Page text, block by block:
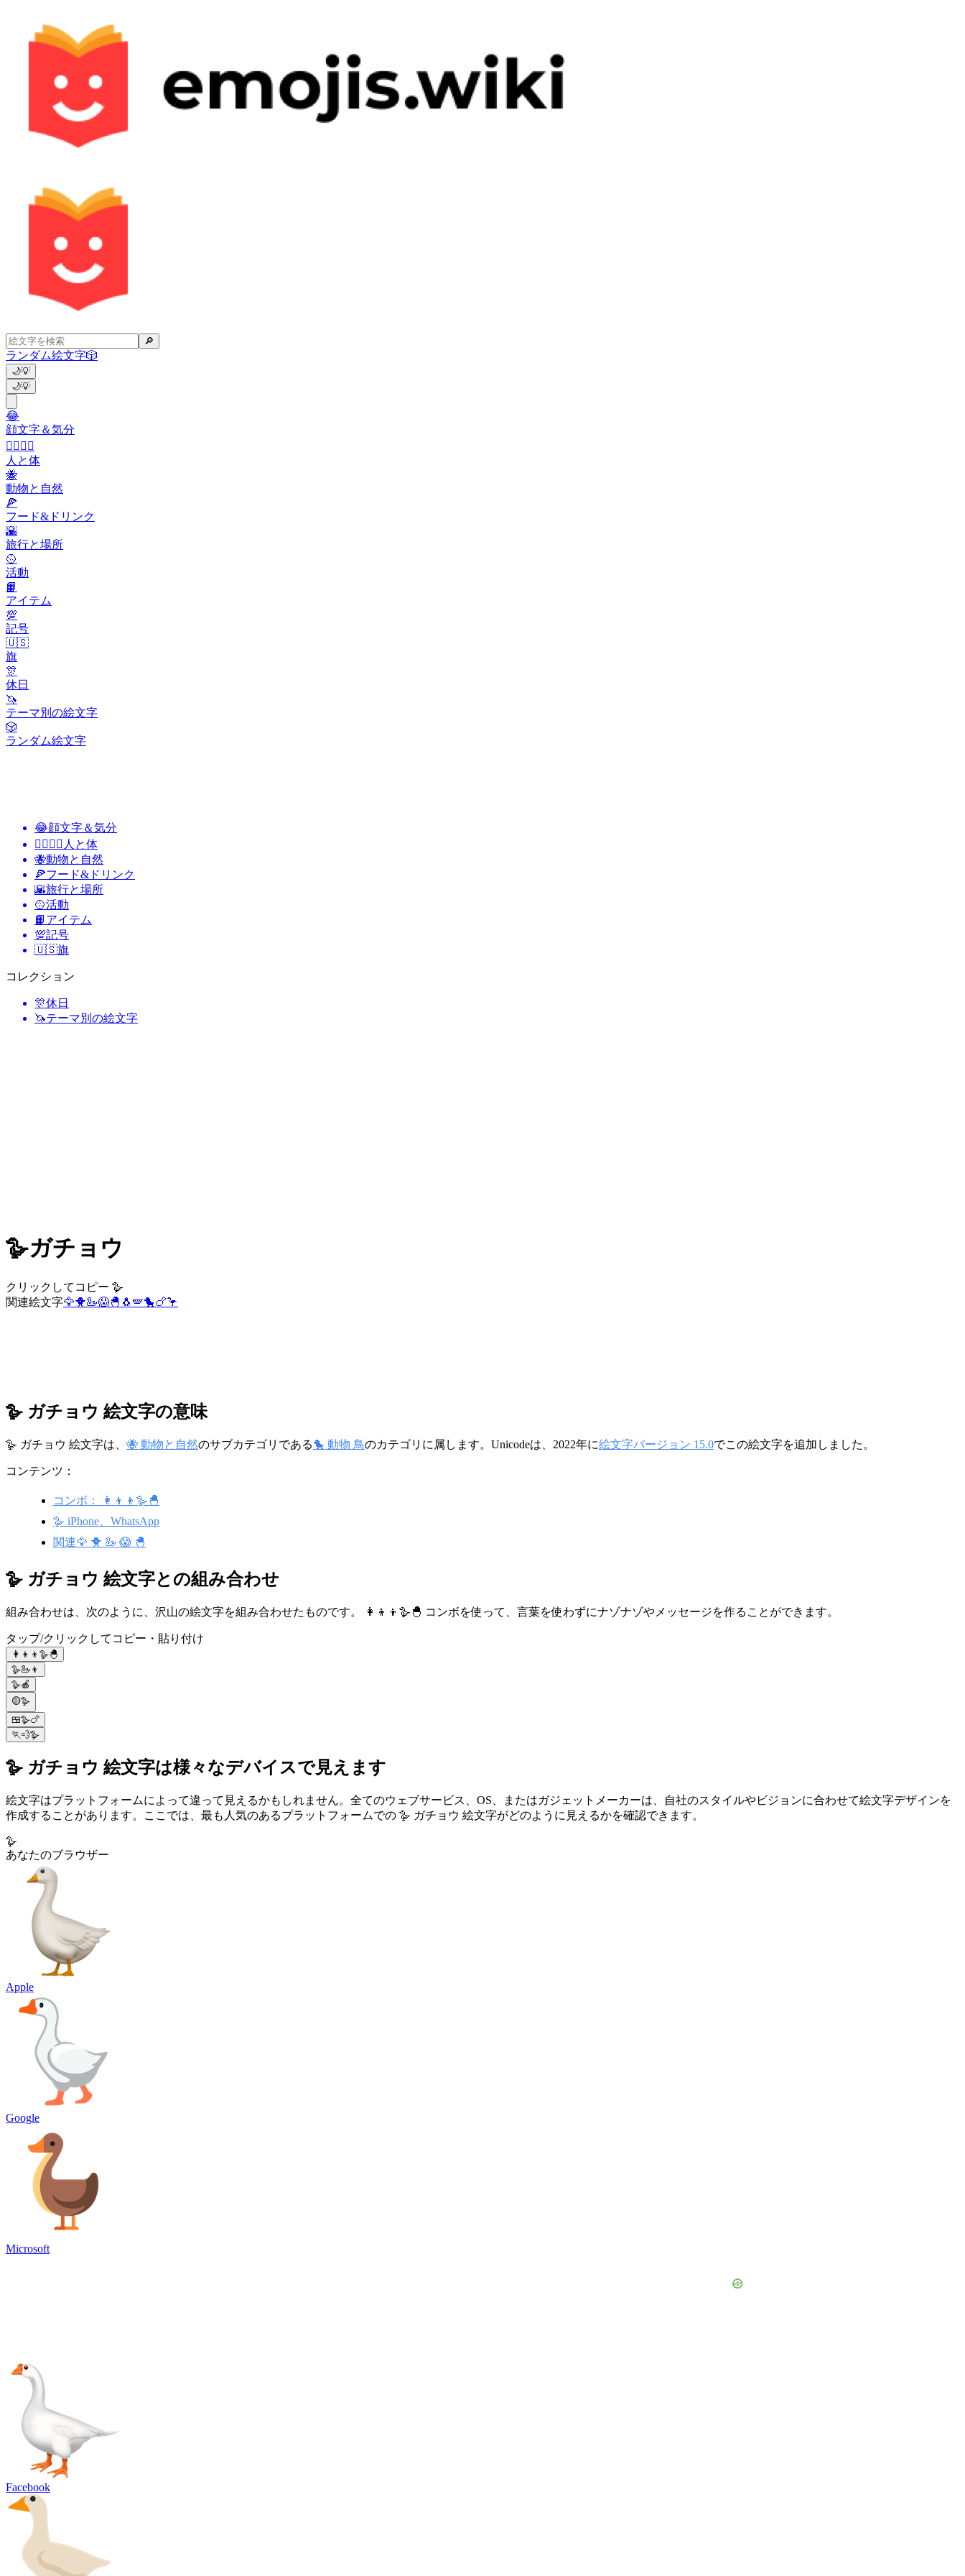
🔎
ランダム絵文字🎲
🌙💡
🌙💡
😂
顔文字＆気分
👩‍❤️‍💋‍👨
人と体
🐝
動物と自然
🍕
フード&ドリンク
🌇
旅行と場所
🥎
活動
📙
アイテム
💯
記号
🇺🇸
旗
🎊
休日
🦄
テーマ別の絵文字
🎲
ランダム絵文字
😂顔文字＆気分
👩‍❤️‍💋‍👨 人と体
🐝動物と自然
🍕フード&ドリンク
🌇旅行と場所
🥎活動
📙 アイテム
💯記号
🇺🇸旗
コレクション
🎊休日
🦄テーマ別の絵文字
🪿ガチョウ
クリックしてコピー 🪿
関連絵文字🦅🐥🦢😱🐣 🐧 🪽🐤🍗🦩
🪿 ガチョウ 絵文字の意味
🪿 ガチョウ 絵文字は、 🐝 動物と自然のサブカテゴリである🐤 動物 鳥のカテゴリに属します。Unicodeは、2022年に絵文字バージョン 15.0でこの絵文字を追加しました。
コンテンツ：
コンボ： 👩‍👦‍👦🪿🐣
🪿 iPhone、WhatsApp
関連🦅 🐥 🦢 😱 🐣
🪿 ガチョウ 絵文字との組み合わせ
組み合わせは、次のように、沢山の絵文字を組み合わせたものです。 👩‍👦‍👦🪿🐣 コンボを使って、言葉を使わずにナゾナゾやメッセージを作ることができます。
タップ/クリックしてコピー・貼り付け
👩‍👦‍👦🪿🐣
🪿🦢👦
🪿🍎
🟡🪿
🍱🪿🍗
🏃💨🪿
🪿 ガチョウ 絵文字は様々なデバイスで見えます
絵文字はプラットフォームによって違って見えるかもしれません。全てのウェブサービス、OS、またはガジェットメーカーは、自社のスタイルやビジョンに合わせて絵文字デザインを
作成することがあります。ここでは、最も人気のあるプラットフォームでの 🪿 ガチョウ 絵文字がどのように見えるかを確認できます。
🪿
あなたのブラウザー
Apple
Google
Microsoft
Facebook